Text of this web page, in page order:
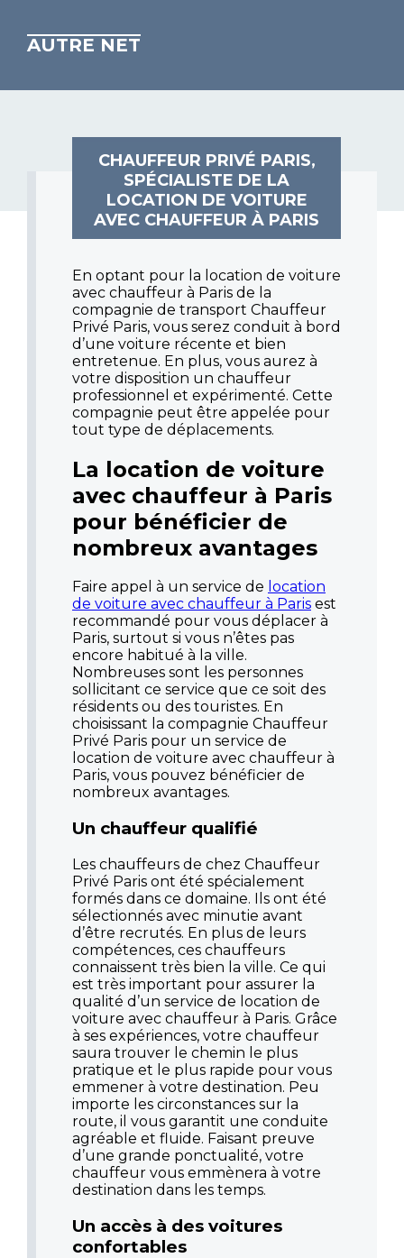
AUTRE NET
CHAUFFEUR PRIVÉ PARIS,
SPÉCIALISTE DE LA
LOCATION DE VOITURE
AVEC CHAUFFEUR À PARIS
En optant pour la location de voiture
avec chauffeur à Paris de la
compagnie de transport Chauffeur
Privé Paris, vous serez conduit à bord
d’une voiture récente et bien
entretenue. En plus, vous aurez à
votre disposition un chauffeur
professionnel et expérimenté. Cette
compagnie peut être appelée pour
tout type de déplacements.
La location de voiture
avec chauffeur à Paris
pour bénéficier de
nombreux avantages
Faire appel à un service de location
de voiture avec chauffeur à Paris est
recommandé pour vous déplacer à
Paris, surtout si vous n’êtes pas
encore habitué à la ville.
Nombreuses sont les personnes
sollicitant ce service que ce soit des
résidents ou des touristes. En
choisissant la compagnie Chauffeur
Privé Paris pour un service de
location de voiture avec chauffeur à
Paris, vous pouvez bénéficier de
nombreux avantages.
Un chauffeur qualifié
Les chauffeurs de chez Chauffeur
Privé Paris ont été spécialement
formés dans ce domaine. Ils ont été
sélectionnés avec minutie avant
d’être recrutés. En plus de leurs
compétences, ces chauffeurs
connaissent très bien la ville. Ce qui
est très important pour assurer la
qualité d’un service de location de
voiture avec chauffeur à Paris. Grâce
à ses expériences, votre chauffeur
saura trouver le chemin le plus
pratique et le plus rapide pour vous
emmener à votre destination. Peu
importe les circonstances sur la
route, il vous garantit une conduite
agréable et fluide. Faisant preuve
d’une grande ponctualité, votre
chauffeur vous emmènera à votre
destination dans les temps.
Un accès à des voitures
confortables